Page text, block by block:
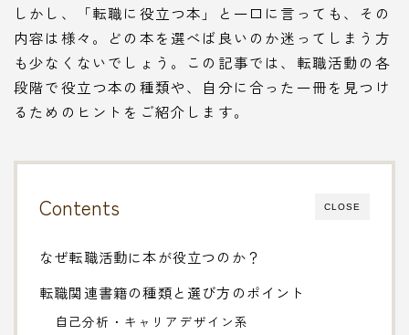
しかし、「転職に役立つ本」と一口に言っても、その
内容は様々。どの本を選べば良いのか迷ってしまう方
も少なくないでしょう。この記事では、転職活動の各
段階で役立つ本の種類や、自分に合った一冊を見つけ
るためのヒントをご紹介します。
CLOSE
Contents
なぜ転職活動に本が役立つのか？
転職関連書籍の種類と選び方のポイント
自己分析・キャリアデザイン系